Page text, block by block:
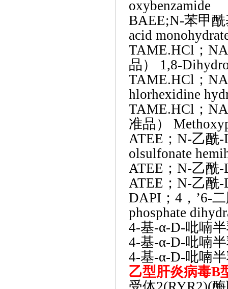
oxybenzamide
BAEE;N-苯甲
acid
TAME.HCl；
品） 1,8-
TAME.HCl；
hlorhexidine
TAME.HCl；
准品）
ATEE；N-乙酰-
olsulfonate
ATEE；N-乙酰
ATEE；N-乙酰-
DAPI；4，’6-
phosphate
4-基-α-D-吡喃
4-基-α-D-吡喃
4-基-α-D-吡喃
乙型肝炎病毒B